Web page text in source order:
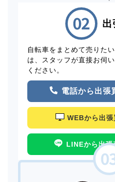
出
自転車をまとめて売りた
は、スタッフが直接お伺
ください。
電話から出張
WEBから出
LINEから出張